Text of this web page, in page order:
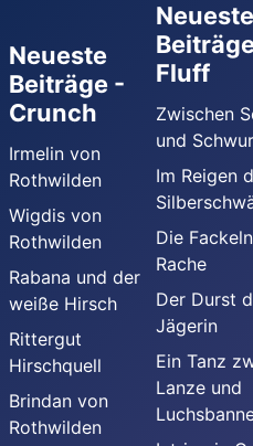
Neueste
Beiträge -
Crunch
Irmelin von
Rothwilden
Wigdis von
Rothwilden
Rabana und der
weiße Hirsch
Rittergut
Hirschquell
Brindan von
Rothwilden
Neueste
Fluff
Zwischen
und Schwur
Im Reigen
Die
Rache
Der Durst
Jägerin
Ein Tanz
Lanze und